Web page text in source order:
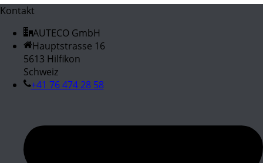
Kontakt
AUTECO GmbH
Hauptstrasse 16
5613 Hilfikon
Schweiz
+41 76 474 28 58